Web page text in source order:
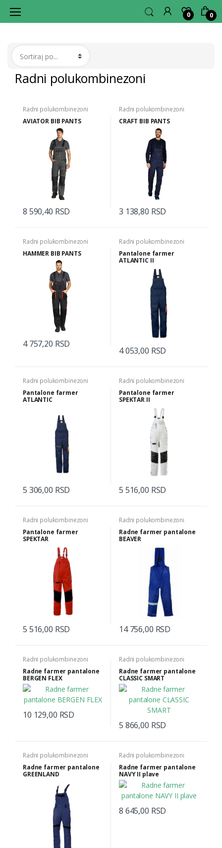
LAGERHUB
0 0
Radni polukombinezoni
Radni polukombinezoni
AVIATOR BIB PANTS
8 590,40 RSD
Radni polukombinezoni
CRAFT BIB PANTS
3 138,80 RSD
Radni polukombinezoni
HAMMER BIB PANTS
4 757,20 RSD
Radni polukombinezoni
Pantalone farmer
ATLANTIC II
4 053,00 RSD
Radni polukombinezoni
Pantalone farmer
ATLANTIC
5 306,00 RSD
Radni polukombinezoni
Pantalone farmer
SPEKTAR II
5 516,00 RSD
Radni polukombinezoni
Pantalone farmer
SPEKTAR
5 516,00 RSD
Radni polukombinezoni
Radne farmer pantalone
BEAVER
14 756,00 RSD
Radni polukombinezoni
Radne farmer pantalone
BERGEN FLEX
10 129,00 RSD
Radni polukombinezoni
Radne farmer pantalone
CLASSIC SMART
5 866,00 RSD
Radni polukombinezoni
Radne farmer pantalone
GREENLAND
Radni polukombinezoni
Radne farmer pantalone
NAVY II plave
8 645,00 RSD